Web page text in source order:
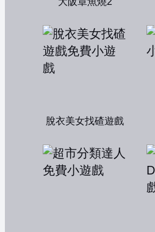
脫衣美女找碴遊戲